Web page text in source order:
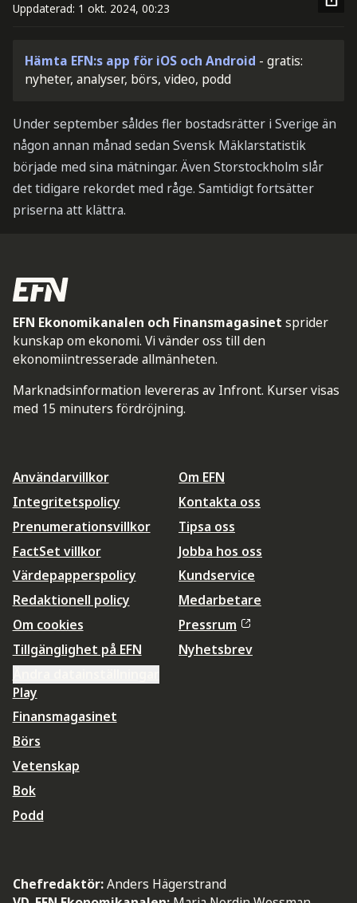
Uppdaterad: 1 okt. 2024, 00:23
Hämta EFN:s app för iOS och Android - gratis:
nyheter, analyser, börs, video, podd
Under september såldes fler bostadsrätter i Sverige än
någon annan månad sedan Svensk Mäklarstatistik
började med sina mätningar. Även Storstockholm slår
det tidigare rekordet med råge. Samtidigt fortsätter
priserna att klättra.
EFN Ekonomikanalen och Finansmagasinet sprider
kunskap om ekonomi. Vi vänder oss till den
ekonomiintresserade allmänheten.
Marknadsinformation levereras av Infront. Kurser visas
med 15 minuters fördröjning.
Användarvillkor
Integritetspolicy
Prenumerationsvillkor
FactSet villkor
Värdepapperspolicy
Redaktionell policy
Om cookies
Tillgänglighet på EFN
Om EFN
Kontakta oss
Tipsa oss
Jobba hos oss
Kundservice
Medarbetare
Pressrum
Nyhetsbrev
Play
Finansmagasinet
Börs
Vetenskap
Bok
Podd
Chefredaktör:Anders Hägerstrand